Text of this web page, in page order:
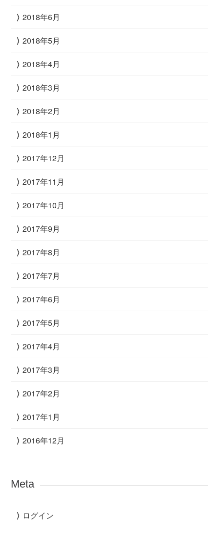
2018年6月
2018年5月
2018年4月
2018年3月
2018年2月
2018年1月
2017年12月
2017年11月
2017年10月
2017年9月
2017年8月
2017年7月
2017年6月
2017年5月
2017年4月
2017年3月
2017年2月
2017年1月
2016年12月
Meta
ログイン